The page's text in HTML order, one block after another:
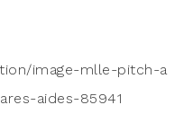
​i​m​a​g​e​-​m​l​l​e​-​p​i​t​c​h​-​a​
​a​i​d​e​s​-​8​5​941